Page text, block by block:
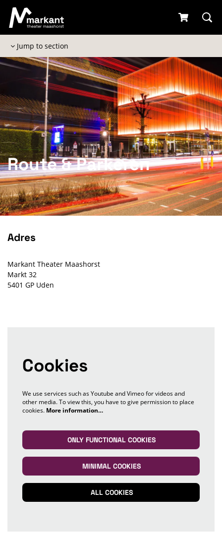
Jump to section
Route & Parkeren
Adres
Markant Theater Maashorst
Markt 32
5401 GP Uden
Cookies
We use services such as Youtube and Vimeo for videos and
other media. To view this, you have to give permission to place
cookies. More information…
ONLY FUNCTIONAL COOKIES
MINIMAL COOKIES
ALL COOKIES